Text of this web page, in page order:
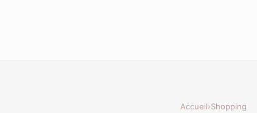
Accueil›Shopping